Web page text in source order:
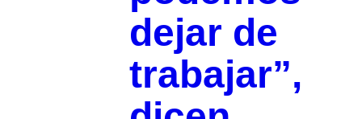
dejar de
trabajar”,